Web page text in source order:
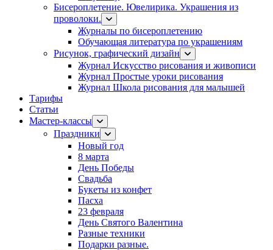
Бисероплетение. Ювелирика. Украшения из
проволоки.
Журналы по бисероплетению
Обучающая литература по украшениям
Рисунок, графический дизайн
Журнал Искусство рисования и живописи
Журнал Простые уроки рисования
Журнал Школа рисования для малышей
Тарифы
Статьи
Мастер-классы
Праздники
Новый год
8 марта
День Победы
Свадьба
Букеты из конфет
Пасха
23 февраля
День Святого Валентина
Разные техники
Подарки разные.